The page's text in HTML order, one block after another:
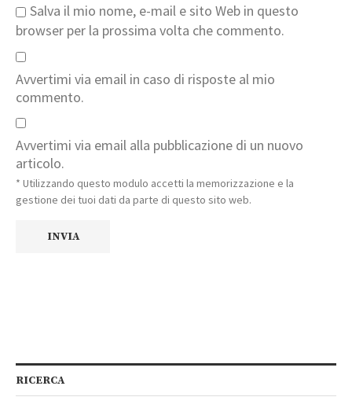
Salva il mio nome, e-mail e sito Web in questo
browser per la prossima volta che commento.
Avvertimi via email in caso di risposte al mio
commento.
Avvertimi via email alla pubblicazione di un nuovo
articolo.
* Utilizzando questo modulo accetti la memorizzazione e la
gestione dei tuoi dati da parte di questo sito web.
RICERCA